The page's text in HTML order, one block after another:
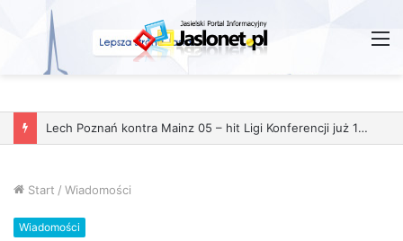
Lech Poznań kontra Mainz 05 – hit Ligi Konferencji już 11 grudnia
Start / Wiadomości
Wiadomości